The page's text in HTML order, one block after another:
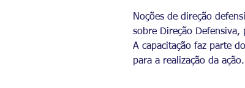
Noções de direção
sobre Direção
A capacitação faz parte
para a realização da ação.